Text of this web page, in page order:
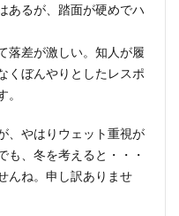
あるが、踏面が硬めでハ
落差が激しい。知人が履
くぼんやりとしたレスポ
、やはりウェット重視が
も、冬を考えると・・・
んね。申し訳ありませ